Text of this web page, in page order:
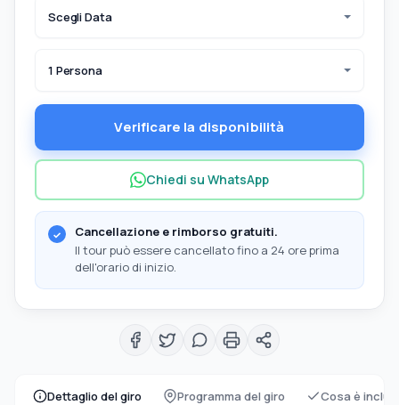
Dettaglio del giro Programma del giro Cosa è
Scegli Data
1 Persona
Verificare la disponibilità
Chiedi su WhatsApp
Cancellazione e rimborso gratuiti.
Il tour può essere cancellato fino a 24 ore prima
dell'orario di inizio.